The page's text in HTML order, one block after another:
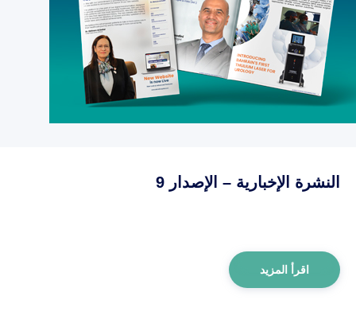
النشرة الإخبارية – الإصدار 9
اقرأ المزيد